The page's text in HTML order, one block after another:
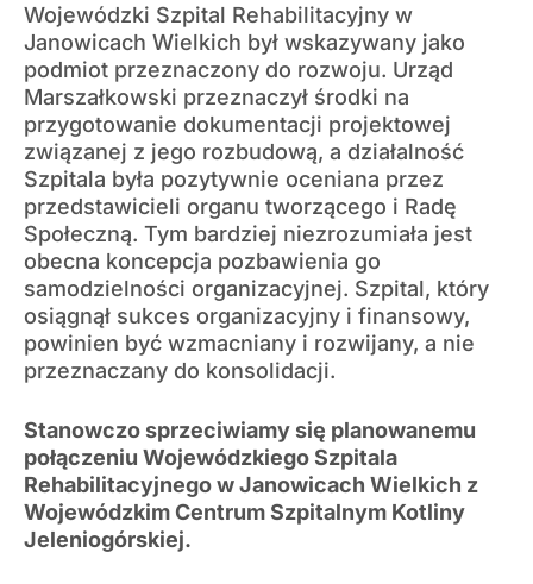
Wojewódzki Szpital Rehabilitacyjny w
Janowicach Wielkich był wskazywany jako
podmiot przeznaczony do rozwoju. Urząd
Marszałkowski przeznaczył środki na
przygotowanie dokumentacji projektowej
związanej z jego rozbudową, a działalność
Szpitala była pozytywnie oceniana przez
przedstawicieli organu tworzącego i Radę
Społeczną. Tym bardziej niezrozumiała jest
obecna koncepcja pozbawienia go
samodzielności organizacyjnej. Szpital, który
osiągnął sukces organizacyjny i finansowy,
powinien być wzmacniany i rozwijany, a nie
przeznaczany do konsolidacji.
Stanowczo sprzeciwiamy się planowanemu
połączeniu Wojewódzkiego Szpitala
Rehabilitacyjnego w Janowicach Wielkich z
Wojewódzkim Centrum Szpitalnym Kotliny
Jeleniogórskiej.